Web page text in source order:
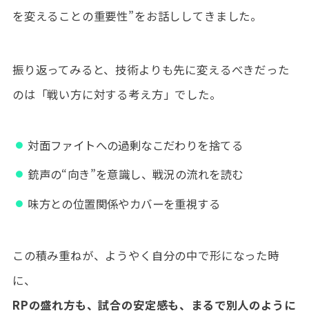
を変えることの重要性”をお話ししてきました。
振り返ってみると、技術よりも先に変えるべきだった
のは「戦い方に対する考え方」でした。
対面ファイトへの過剰なこだわりを捨てる
銃声の“向き”を意識し、戦況の流れを読む
味方との位置関係やカバーを重視する
この積み重ねが、ようやく自分の中で形になった時
に、
RPの盛れ方も、試合の安定感も、まるで別人のように